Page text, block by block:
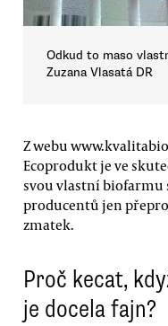
Odkud to maso
Zuzana Vlasatá DR
Z webu
Ecoprodukt je ve
svou vlastní biofarmu
producentů jen
zmatek.
Proč kecat,
je docela fajn?